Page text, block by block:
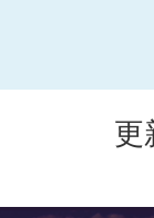
更